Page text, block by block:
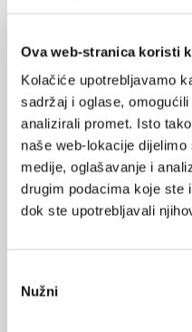
Ova web-stranica koristi
Kolačiće upotrebljavamo
sadržaj i oglase,
analizirali promet. Isto
naše web-lokacije
medije, oglašavanje i
drugim podacima koje ste
dok ste upotrebljavali
pristanka
Nužni
Olanzapin učinkovit
izazvane